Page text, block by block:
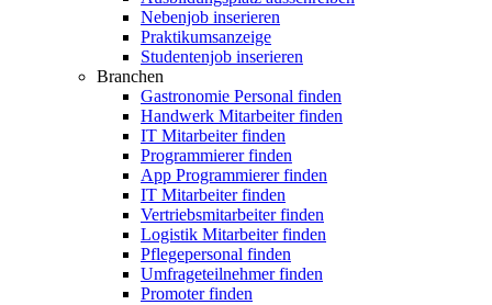
Nebenjob inserieren
Praktikumsanzeige
Studentenjob inserieren
Branchen
Gastronomie Personal finden
Handwerk Mitarbeiter finden
IT Mitarbeiter finden
Programmierer finden
App Programmierer finden
IT Mitarbeiter finden
Vertriebsmitarbeiter finden
Logistik Mitarbeiter finden
Pflegepersonal finden
Umfrageteilnehmer finden
Promoter finden